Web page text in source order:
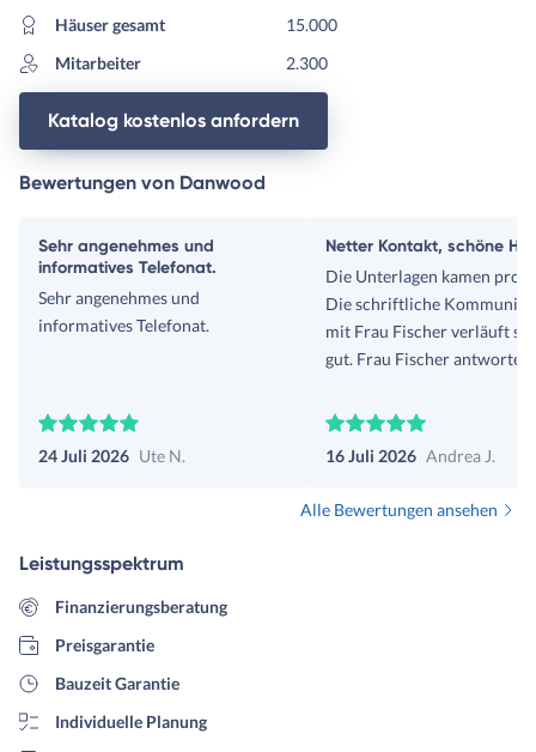
Häuser gesamt
15.000
Mitarbeiter
2.300
Katalog kostenlos anfordern
Bewertungen von Danwood
Sehr angenehmes und
informatives Telefonat.
Sehr angenehmes und
informatives Telefonat.
24 Juli 2026 Ute N.
Netter Kontakt, schöne
Die Unterlagen kamen
Die schriftliche
mit Frau Fischer verläuft
gut. Frau Fischer antwortet
16 Juli 2026 Andrea J.
Alle Bewertungen ansehen
Leistungsspektrum
Finanzierungsberatung
Preisgarantie
Bauzeit Garantie
Individuelle Planung